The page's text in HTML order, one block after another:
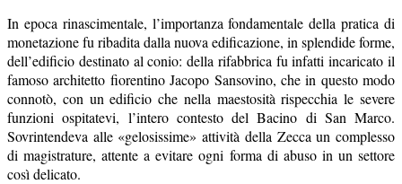
In epoca rinascimentale, l’importanza fondamentale della pratica di
monetazione fu ribadita dalla nuova edificazione, in splendide forme,
dell’edificio destinato al conio: della rifabbrica fu infatti incaricato il
famoso architetto fiorentino Jacopo Sansovino, che in questo modo
connotò, con un edificio che nella maestosità rispecchia le severe
funzioni ospitatevi, l’intero contesto del Bacino di San Marco.
Sovrintendeva alle «gelosissime» attività della Zecca un complesso
di magistrature, attente a evitare ogni forma di abuso in un settore
così delicato.